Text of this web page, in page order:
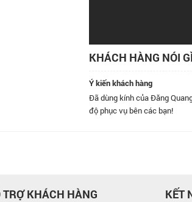
KHÁCH HÀNG NÓI
Ý kiến khách hàng
lại và giới thiệu
Đã dùng kính của Đăng
độ phục vụ bên các bạn!
TRỢ KHÁCH HÀNG KẾT